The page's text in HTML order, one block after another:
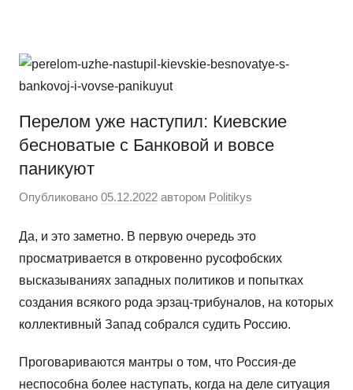
содержимому
сайт
на
Перелом уже наступил: Киевские
бесноватые с Банковой и вовсе
паникуют
Опубликовано 05.12.2022 автором Politikys
Да, и это заметно. В первую очередь это
просматривается в откровенно русофобских
высказываниях западных политиков и попытках
создания всякого рода эрзац-трибуналов, на которых
коллективный Запад собрался судить Россию.
Проговариваются мантры о том, что Россия-де
неспособна более наступать, когда на деле ситуация